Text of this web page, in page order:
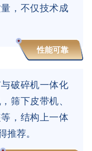
性能可靠
，不仅技术成
破碎机一体化
筛下皮带机、
，结构上一体
荐。